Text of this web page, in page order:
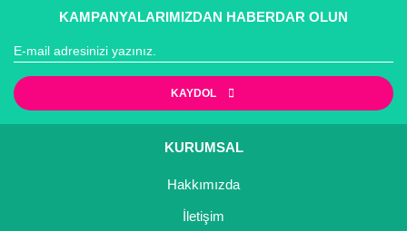
KAMPANYALARIMIZDAN HABERDAR OLUN
KAYDOL
KURUMSAL
Hakkımızda
İletişim